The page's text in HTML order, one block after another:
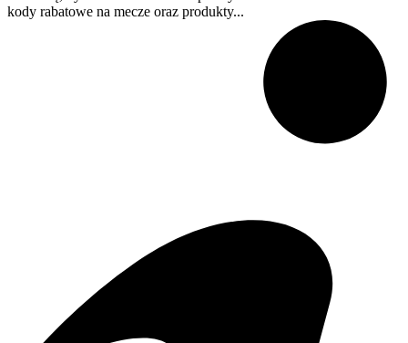
kody rabatowe na mecze oraz produkty...